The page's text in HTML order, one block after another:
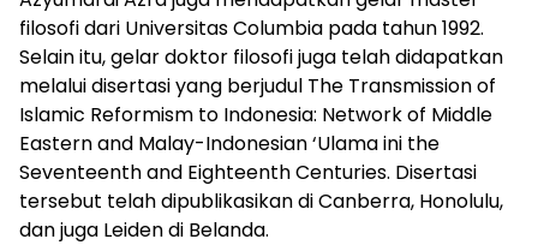
filosofi dari Universitas Columbia pada tahun 1992.
Selain itu, gelar doktor filosofi juga telah didapatkan
melalui disertasi yang berjudul The Transmission of
Islamic Reformism to Indonesia: Network of Middle
Eastern and Malay-Indonesian ‘Ulama ini the
Seventeenth and Eighteenth Centuries. Disertasi
tersebut telah dipublikasikan di Canberra, Honolulu,
dan juga Leiden di Belanda.